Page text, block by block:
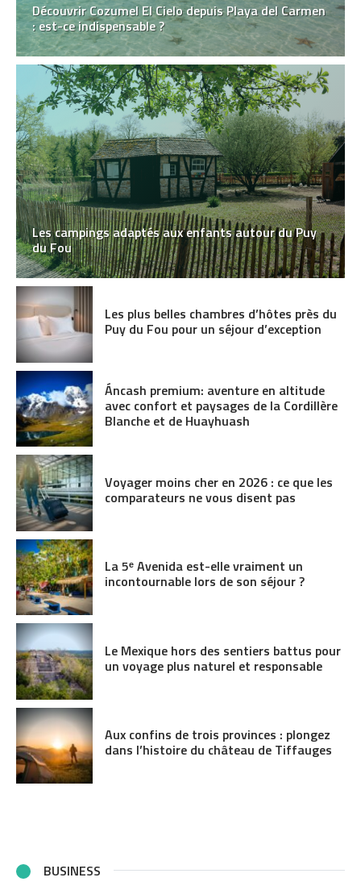
Découvrir Cozumel El Cielo depuis Playa del Carmen
: est-ce indispensable ?
Les campings adaptés aux enfants autour du Puy
du Fou
Les plus belles chambres d’hôtes près du
Puy du Fou pour un séjour d’exception
Áncash premium: aventure en altitude
avec confort et paysages de la Cordillère
Blanche et de Huayhuash
Voyager moins cher en 2026 : ce que les
comparateurs ne vous disent pas
La 5ᵉ Avenida est-elle vraiment un
incontournable lors de son séjour ?
Le Mexique hors des sentiers battus pour
un voyage plus naturel et responsable
Aux confins de trois provinces : plongez
dans l’histoire du château de Tiffauges
BUSINESS